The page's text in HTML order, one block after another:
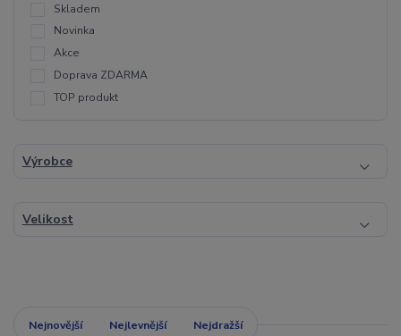
Skladem
Novinka
Akce
Doprava ZDARMA
TOP produkt
Výrobce
Velikost
Nejnovější Nejlevnější Nejdražší